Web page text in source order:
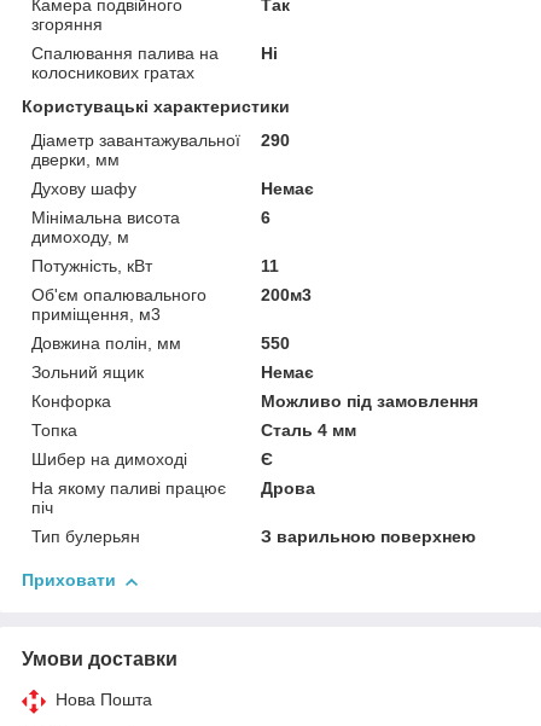
Камера подвійного
згоряння
Так
Спалювання палива на
колосникових гратах
Ні
Користувацькі характеристики
Діаметр завантажувальної
дверки, мм
290
Духову шафу
Немає
Мінімальна висота
димоходу, м
6
Потужність, кВт
11
Об'єм опалювального
приміщення, м3
200м3
Довжина полін, мм
550
Зольний ящик
Немає
Конфорка
Можливо під замовлення
Топка
Сталь 4 мм
Шибер на димоході
Є
На якому паливі працює
піч
Дрова
Тип булерьян З варильною поверхнею
Приховати
Умови доставки
Нова Пошта